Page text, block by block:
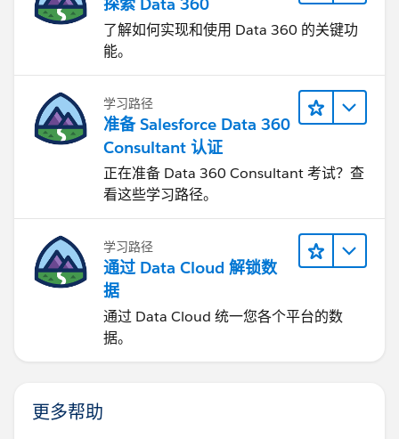
了解如何实现和使用 Data 360 的关键功
能。
学习路径
准备 Salesforce Data 360
Consultant 认证
正在准备 Data 360 Consultant 考试？查
看这些学习路径。
学习路径
通过 Data Cloud 解锁数
据
通过 Data Cloud 统一您各个平台的数
据。
更多帮助